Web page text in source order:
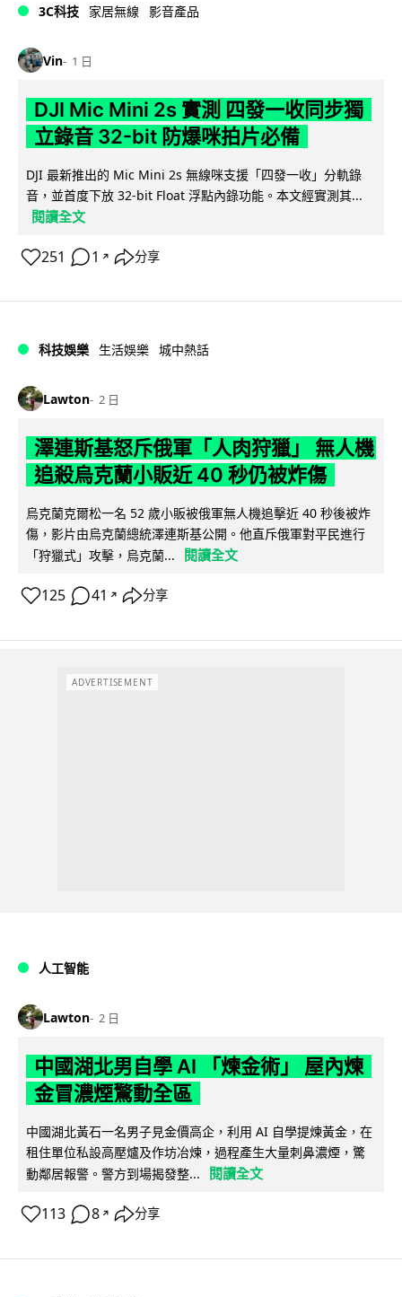
3C科技 家居無線 影音產品
Vin 1 日
DJI Mic Mini 2s 實測 四發一收同步獨
立錄音 32-bit 防爆咪拍片必備
DJI 最新推出的 Mic Mini 2s 無線咪支援「四發一收」分軌錄
音，並首度下放 32-bit Float 浮點內錄功能。本文經實測其...
閱讀全文
251 1 ↗ 分享
科技娛樂 生活娛樂 城中熱話
Lawton 2 日
澤連斯基怒斥俄軍「人肉狩獵」 無人機
追殺烏克蘭小販近 40 秒仍被炸傷
烏克蘭克爾松一名 52 歲小販被俄軍無人機追擊近 40 秒後被炸
傷，影片由烏克蘭總統澤連斯基公開。他直斥俄軍對平民進行
「狩獵式」攻擊，烏克蘭...
閱讀全文
125 41 ↗ 分享
ADVERTISEMENT
人工智能
Lawton 2 日
中國湖北男自學 AI 「煉金術」 屋內煉
金冒濃煙驚動全區
中國湖北黃石一名男子見金價高企，利用 AI 自學提煉黃金，在
租住單位私設高壓爐及作坊冶煉，過程產生大量刺鼻濃煙，驚
動鄰居報警。警方到場揭發整...
閱讀全文
113 8 ↗ 分享